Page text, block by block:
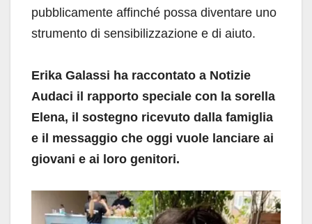
pubblicamente affinché possa diventare uno
strumento di sensibilizzazione e di aiuto.
Erika Galassi ha raccontato a Notizie
Audaci il rapporto speciale con la sorella
Elena, il sostegno ricevuto dalla famiglia
e il messaggio che oggi vuole lanciare ai
giovani e ai loro genitori.